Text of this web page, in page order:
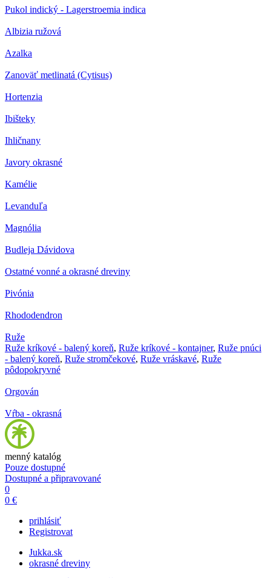
Pukol indický - Lagerstroemia indica
Albizia ružová
Azalka
Zanoväť metlinatá (Cytisus)
Hortenzia
Ibišteky
Ihličnany
Javory okrasné
Kamélie
Levanduľa
Magnólia
Budleja Dávidova
Ostatné vonné a okrasné dreviny
Pivónia
Rhododendron
Ruže
Ruže kríkové - balený koreň, Ruže kríkové - kontajner, Ruže pnúci
- balený koreň, Ruže stromčekové, Ruže vráskavé, Ruže
pôdopokryvné
Orgován
Vŕba - okrasná
menný katalóg
Pouze dostupné
Dostupné a připravované
0
0 €
prihlásiť
Registrovat
Jukka.sk
okrasné dreviny